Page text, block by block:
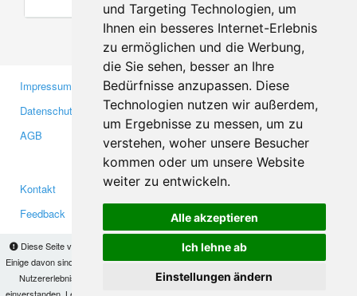
und Targeting Technologien, um
Ihnen ein besseres Internet-Erlebnis
zu ermöglichen und die Werbung,
die Sie sehen, besser an Ihre
Bedürfnisse anzupassen. Diese
Technologien nutzen wir außerdem,
um Ergebnisse zu messen, um zu
verstehen, woher unsere Besucher
kommen oder um unsere Website
weiter zu entwickeln.
Alle akzeptieren
Ich lehne ab
Einstellungen ändern
Diese Seite verwendet Cookies, um Informationen auf Ihrem Computer zu speichern.
Einige davon sind notwendig, damit unsere Seite funktioniert, andere helfen uns dabei, das
Nutzererlebnis zu verbessern. Mit der Nutzung dieser Seite erklären Sie sich damit
Impressum
Datenschutzerklärung
AGB
Gewerbetreibende
Investoren
Medien
Kontakt
Feedback
Facebook
Twitter
YouTube
Google+